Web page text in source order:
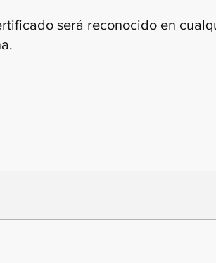
será reconocido en